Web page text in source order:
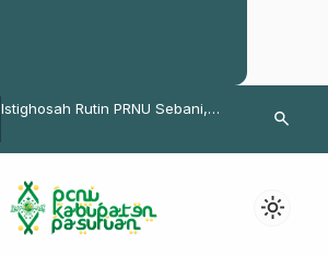
Istighosah Rutin PRNU Sebani,
Umaro
Pandemi
Pohjentrek
search
light_mode